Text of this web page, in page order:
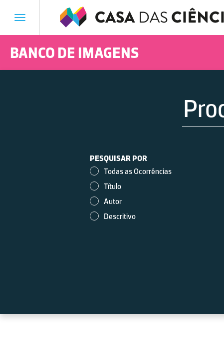
Toggle
BANCO DE IMAGENS
PESQUISAR POR
Todas as Ocorrências
Título
Autor
Descritivo
Vestígios de derrame de